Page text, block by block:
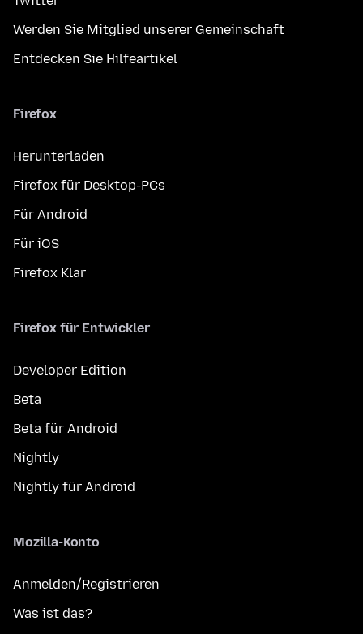
Werden Sie Mitglied unserer Gemeinschaft
Entdecken Sie Hilfeartikel
Firefox
Herunterladen
Firefox für Desktop-PCs
Für Android
Für iOS
Firefox Klar
Firefox für Entwickler
Developer Edition
Beta
Beta für Android
Nightly
Nightly für Android
Mozilla-Konto
Anmelden/Registrieren
Was ist das?